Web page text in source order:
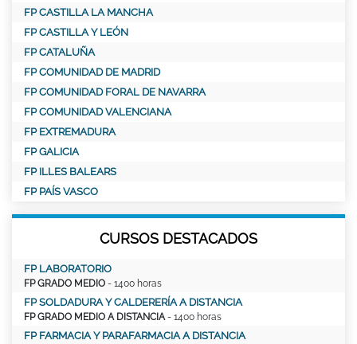
FP CASTILLA LA MANCHA
FP CASTILLA Y LEÓN
FP CATALUÑA
FP COMUNIDAD DE MADRID
FP COMUNIDAD FORAL DE NAVARRA
FP COMUNIDAD VALENCIANA
FP EXTREMADURA
FP GALICIA
FP ILLES BALEARS
FP PAÍS VASCO
CURSOS DESTACADOS
FP LABORATORIO
FP GRADO MEDIO - 1400 horas
FP SOLDADURA Y CALDERERÍA A DISTANCIA
FP GRADO MEDIO A DISTANCIA - 1400 horas
FP FARMACIA Y PARAFARMACIA A DISTANCIA